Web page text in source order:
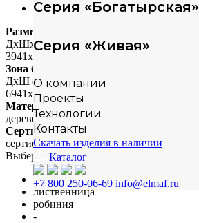
Серия «Богатырская»
Серия «Живая»
О компании
Проекты
Технологии
Контакты
Скачать изделия в наличии
Каталог
+7 800 250-06-69 info@elmaf.ru
Скачать модели
Размеры
ДхШхВ (мм)
3941х3650х3152
Зона безопасности
ДхШ (мм)
6941х6650
Материал
дерево + металл
Сертификация
сертифицировано
Выберите материал
сосна
лиственница
робиния
-